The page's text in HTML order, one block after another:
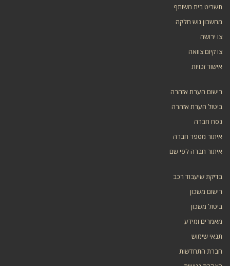
תשריט בית משותף
מחשבון גוש חלקה
צו ירושה
צו קיום צוואה
אישור זכויות
רישום הערת אזהרה
ביטול הערת אזהרה
נסח חברה
איתור מספר חברה
איתור חברה לפי שם
בדיקת שיעבוד רכב
רישום משכון
ביטול משכון
מאמרים ומידע
תנאי שימוש
חברת התחדשות